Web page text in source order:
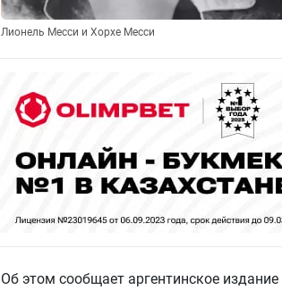
Лионель Месси и Хорхе Месси
Об этом сообщает аргентинское издание